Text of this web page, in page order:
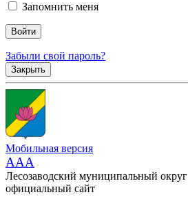
Запомнить меня
Забыли свой пароль?
Закрыть
Мобильная версия
AAA
Лесозаводский муниципальный округ
официальный сайт